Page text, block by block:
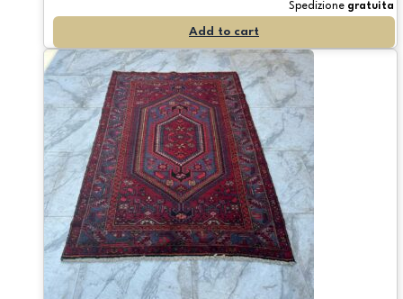
Spedizione gratuita
Add to cart